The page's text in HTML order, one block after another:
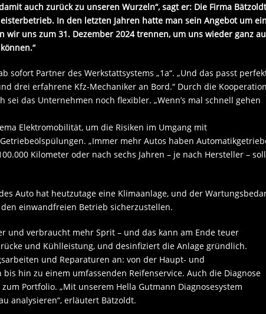
auch zurück zu unseren Wurzeln“, sagt er: Die Firma Bätzoldt
In den letzten Jahren hatte man sein Angebot um
uns zum 31. Dezember 2024 trennen, um uns wieder ganz
sofort Partner des Werkstattsystems „1a“. „Und das passt
drei erfahrene Kfz-Mechaniker an Bord.“ Durch die Kooperation
das Unternehmen noch flexibler. „Wenn’s mal schnell gehen
Elektromobilität, um die Risiken im Umgang mit
„Immer mehr Autos haben
Kilometer oder nach sechs Jahren – je nach Hersteller –
Auto hat heutzutage eine Klimaanlage, und der
einwandfreien Betrieb sicherzustellen.
und verbraucht mehr Sprit – und das kann am Ende teuer
und Kühlleistung, und desinfiziert die Anlage gründlich.
und Reparaturen an: von der Haupt- und
hin zu einem umfassenden Reifenservice. Auch die Diagnose
Portfolio. „Mit unserem Hella Gutmann Diagnosesystem
analysieren“, erläutert Bätzoldt.